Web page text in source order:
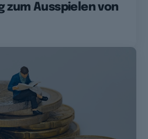
zum Ausspielen von